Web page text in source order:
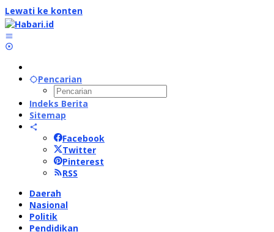
Lewati ke konten
Pencarian
Indeks Berita
Sitemap
Facebook
Twitter
Pinterest
RSS
Daerah
Nasional
Politik
Pendidikan